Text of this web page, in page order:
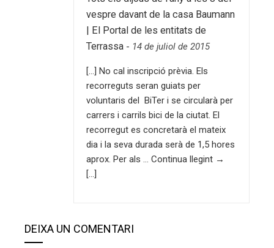
vespre davant de la casa Baumann
| El Portal de les entitats de
Terrassa - 14 de juliol de 2015
[…] No cal inscripció prèvia. Els
recorreguts seran guiats per
voluntaris del BiTer i se circularà per
carrers i carrils bici de la ciutat. El
recorregut es concretarà el mateix
dia i la seva durada serà de 1,5 hores
aprox. Per als … Continua llegint →
[…]
DEIXA UN COMENTARI